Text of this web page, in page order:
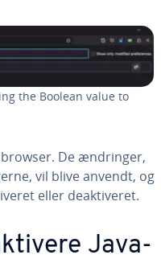
the Boolean value to
De ændringer,
vil blive anvendt, og
eller de­ak­ti­ve­ret.
Ja­va­